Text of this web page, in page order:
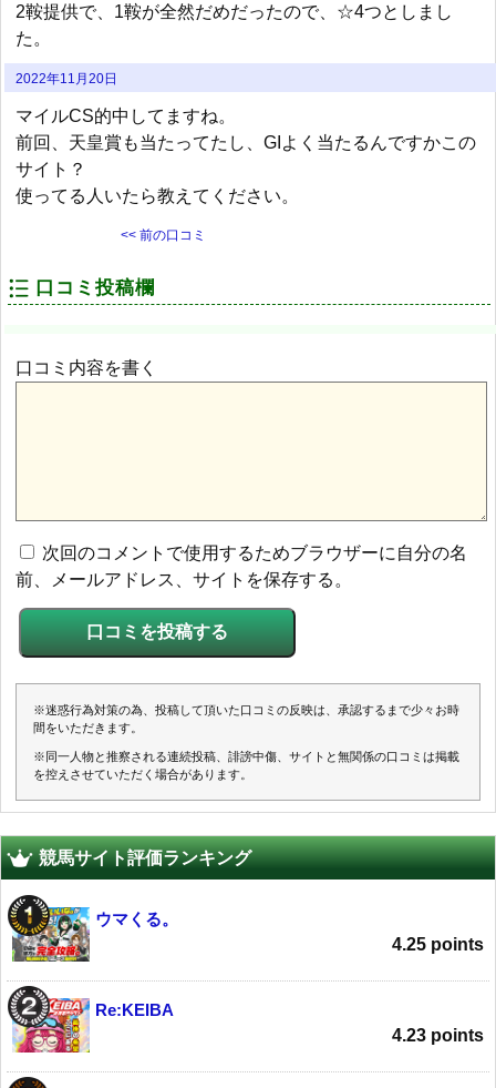
2鞍提供で、1鞍が全然だめだったので、☆4つとしまし
た。
2022年11月20日
マイルCS的中してますね。
前回、天皇賞も当たってたし、GIよく当たるんですかこの
サイト？
使ってる人いたら教えてください。
<< 前の口コミ
口コミ投稿欄
口コミ内容を書く
次回のコメントで使用するためブラウザーに自分の名
前、メールアドレス、サイトを保存する。
※迷惑行為対策の為、投稿して頂いた口コミの反映は、承認するまで少々お時
間をいただきます。
※同一人物と推察される連続投稿、誹謗中傷、サイトと無関係の口コミは掲載
を控えさせていただく場合があります。
競馬サイト評価ランキング
ウマくる。
4.25 points
Re:KEIBA
4.23 points